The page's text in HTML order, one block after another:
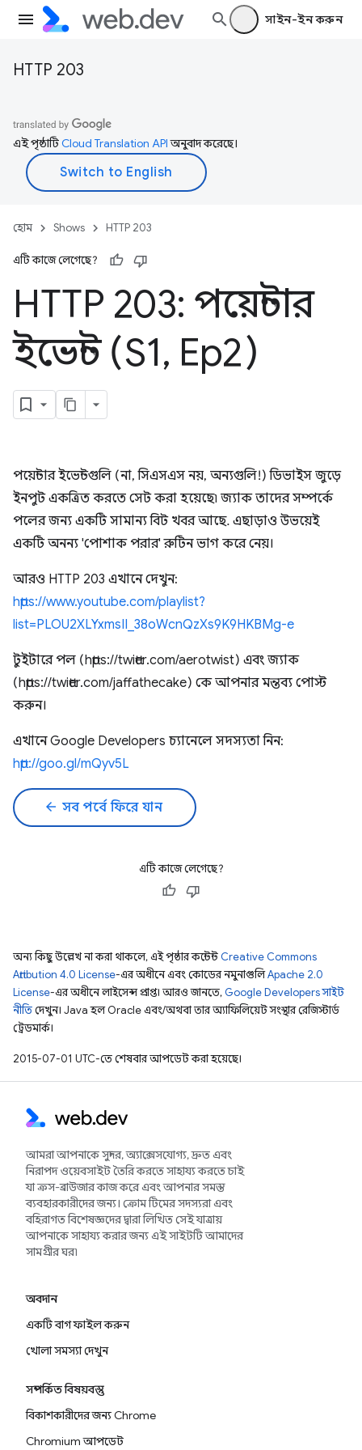
সাইন-ইন করুন
HTTP 203
এই পৃষ্ঠাটিCloud Translation APIঅনুবাদ করেছে।
হোম Shows HTTP 203
এটি কাজে লেগেছে?
HTTP 203: পয়েন্টার
ইভেন্ট (S1, Ep2)
পয়েন্টার ইভেন্টগুলি (না, সিএসএস নয়, অন্যগুলি!) ডিভাইস জুড়ে
ইনপুট একত্রিত করতে সেট করা হয়েছে৷ জ্যাক তাদের সম্পর্কে
পলের জন্য একটি সামান্য বিট খবর আছে. এছাড়াও উভয়েই
একটি অনন্য 'পোশাক পরার' রুটিন ভাগ করে নেয়।
আরও HTTP 203 এখানে দেখুন:
https://www.youtube.com/playlist?
list=PLOU2XLYxmsII_38oWcnQzXs9K9HKBMg-e
টুইটারে পল (https://twitter.com/aerotwist) এবং জ্যাক
(https://twitter.com/jaffathecake) কে আপনার মন্তব্য পোস্ট
করুন।
এখানে Google Developers চ্যানেলে সদস্যতা নিন:
http://goo.gl/mQyv5L
arrow_back সব পর্বে ফিরে যান
এটি কাজে লেগেছে?
অন্য কিছু উল্লেখ না করা থাকলে, এই পৃষ্ঠার কন্টেন্ট Creative Commons
Attribution 4.0 License-এর অধীনে এবং কোডের নমুনাগুলিApache 2.0
License-এর অধীনে লাইসেন্স প্রাপ্ত। আরও জানতে, Google Developers সাইট
নীতিদেখুন। Java হল Oracle এবং/অথবা তার অ্যাফিলিয়েট সংস্থার রেজিস্টার্ড
ট্রেডমার্ক।
2015-07-01 UTC-তে শেষবার আপডেট করা হয়েছে।
আমরা আপনাকে সুন্দর, অ্যাক্সেসযোগ্য, দ্রুত এবং
নিরাপদ ওয়েবসাইট তৈরি করতে সাহায্য করতে চাই
যা ক্রস-ব্রাউজার কাজ করে এবং আপনার সমস্ত
ব্যবহারকারীদের জন্য। ক্রোম টিমের সদস্যরা এবং
বহিরাগত বিশেষজ্ঞদের দ্বারা লিখিত সেই যাত্রায়
আপনাকে সাহায্য করার জন্য এই সাইটটি আমাদের
সামগ্রীর ঘর৷
অবদান
একটি বাগ ফাইল করুন
খোলা সমস্যা দেখুন
সম্পর্কিত বিষয়বস্তু
বিকাশকারীদের জন্য Chrome
Chromium আপডেট